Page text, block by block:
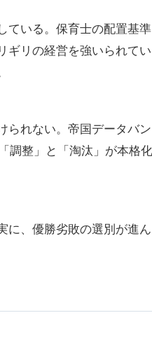
も少なくない。中には、経
される事例も散見されると